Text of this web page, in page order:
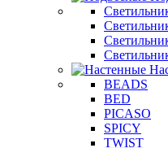
BEADS
BED
PICASO
SPICY
TWIST